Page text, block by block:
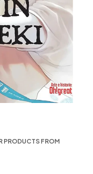
PRODUCTS FROM